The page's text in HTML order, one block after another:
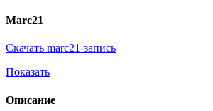
Marc21
Скачать marc21-запись
Показать
Описание